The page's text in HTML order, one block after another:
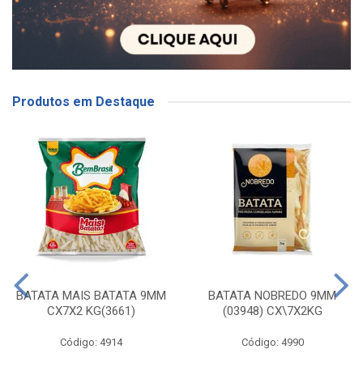
Produtos em Destaque
BATATA MAIS BATATA 9MM
CX7X2 KG(3661)
Código: 4914
BATATA NOBREDO 9MM
(03948) CX\7X2KG
Código: 4990